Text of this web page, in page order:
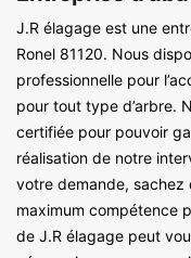
J.R élagage est une
Ronel 81120. Nous
professionnelle pour
pour tout type d’arbre.
certifiée pour pouvoir
réalisation de notre
votre demande, sachez
maximum compétence
de J.R élagage peut